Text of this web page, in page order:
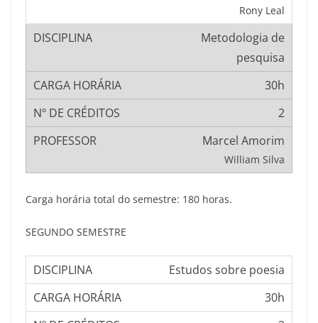
Rony Leal
Metodologia de
pesquisa
30h
2
Marcel Amorim
William Silva
Carga horária total do semestre: 180 horas.
SEGUNDO SEMESTRE
Estudos sobre poesia
30h